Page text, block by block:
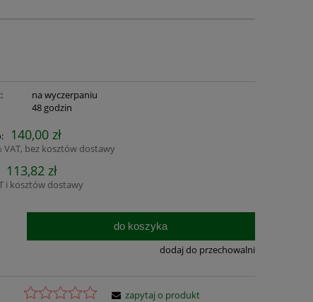
na wyczerpaniu
48 godzin
140,00 zł
VAT, bez kosztów dostawy
113,82 zł
i kosztów dostawy
do koszyka
dodaj do przechowalni
zapytaj o produkt